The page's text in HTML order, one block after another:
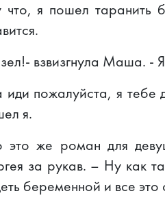
что, я пошел таранить
взвизгнула Маша. -
пожалуйста, я тебе
я.
это же роман для
за рукав. – Ну как
беременной и все это